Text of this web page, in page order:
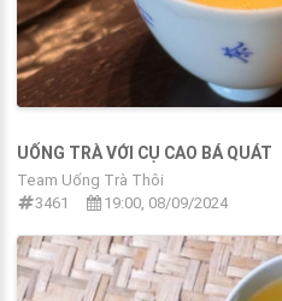
UỐNG TRÀ VỚI CỤ CAO BÁ QUÁT
Team Uống Trà Thôi
3461
19:00, 08/09/2024